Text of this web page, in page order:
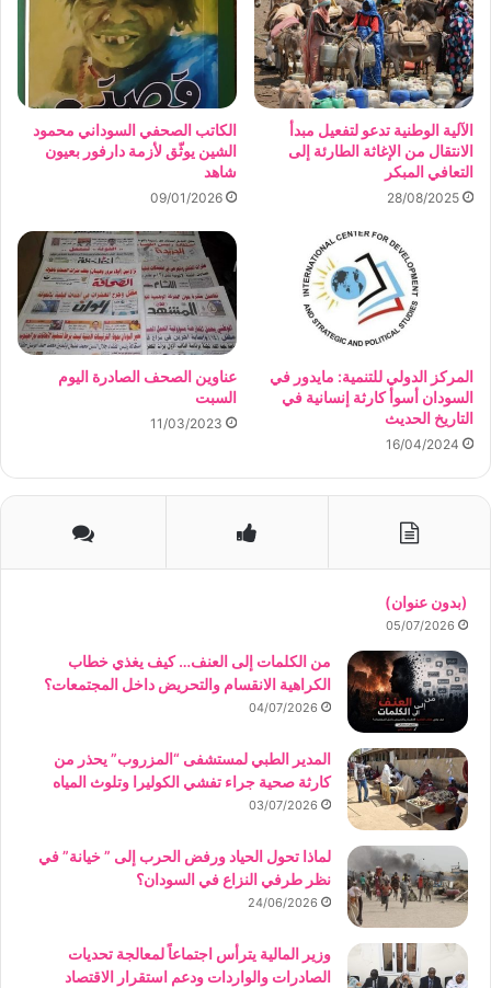
الآلية الوطنية تدعو لتفعيل مبدأ
الانتقال من الإغاثة الطارئة إلى
التعافي المبكر
28/08/2025
الكاتب الصحفي السوداني محمود
الشين يوثّق لأزمة دارفور بعيون
شاهد
09/01/2026
المركز الدولي للتنمية: مايدور في
السودان أسوأ كارثة إنسانية في
التاريخ الحديث
16/04/2024
عناوين الصحف الصادرة اليوم
السبت
11/03/2023
(بدون عنوان)
05/07/2026
من الكلمات إلى العنف… كيف يغذي خطاب
الكراهية الانقسام والتحريض داخل المجتمعات؟
04/07/2026
المدير الطبي لمستشفى “المزروب” يحذر من
كارثة صحية جراء تفشي الكوليرا وتلوث المياه
03/07/2026
لماذا تحول الحياد ورفض الحرب إلى ” خيانة” في
نظر طرفي النزاع في السودان؟
24/06/2026
وزير المالية يترأس اجتماعاً لمعالجة تحديات
الصادرات والواردات ودعم استقرار الاقتصاد